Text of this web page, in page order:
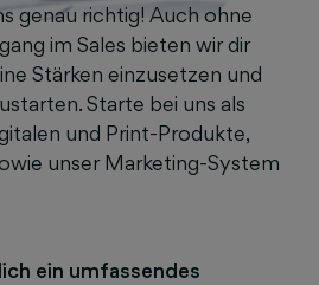
genau richtig! Auch ohne
im Sales bieten wir dir
Stärken einzusetzen und
Starte bei uns als
und Print-Produkte,
unser Marketing-System
ein umfassendes